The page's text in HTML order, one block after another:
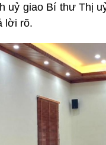
uỷ giao Bí thư Thị
lời rõ.